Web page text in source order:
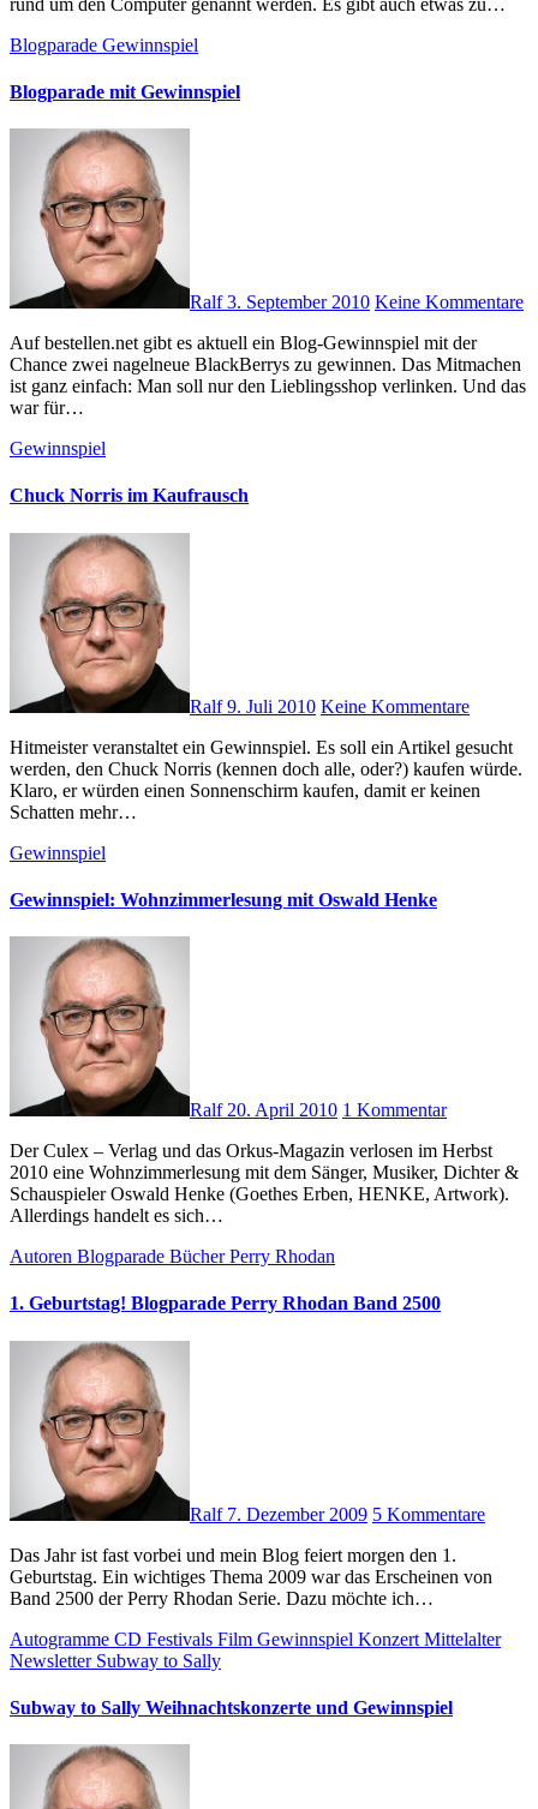
Blogparade Gewinnspiel
Blogparade mit Gewinnspiel
Ralf3. September 2010 Keine Kommentare
Auf bestellen.net gibt es aktuell ein Blog-Gewinnspiel mit der
Chance zwei nagelneue BlackBerrys zu gewinnen. Das Mitmachen
ist ganz einfach: Man soll nur den Lieblingsshop verlinken. Und das
war für…
Gewinnspiel
Chuck Norris im Kaufrausch
Ralf9. Juli 2010 Keine Kommentare
Hitmeister veranstaltet ein Gewinnspiel. Es soll ein Artikel gesucht
werden, den Chuck Norris (kennen doch alle, oder?) kaufen würde.
Klaro, er würden einen Sonnenschirm kaufen, damit er keinen
Schatten mehr…
Gewinnspiel
Gewinnspiel: Wohnzimmerlesung mit Oswald Henke
Ralf 20. April 2010 1 Kommentar
Der Culex – Verlag und das Orkus-Magazin verlosen im Herbst
2010 eine Wohnzimmerlesung mit dem Sänger, Musiker, Dichter &
Schauspieler Oswald Henke (Goethes Erben, HENKE, Artwork).
Allerdings handelt es sich…
Autoren Blogparade BücherPerry Rhodan
1. Geburtstag! Blogparade Perry Rhodan Band 2500
Ralf 7. Dezember 2009 5 Kommentare
Das Jahr ist fast vorbei und mein Blog feiert morgen den 1.
Geburtstag. Ein wichtiges Thema 2009 war das Erscheinen von
Band 2500 der Perry Rhodan Serie. Dazu möchte ich…
Autogramme CD Festivals Film Gewinnspiel Konzert Mittelalter
Newsletter Subway to Sally
Subway to Sally Weihnachtskonzerte und Gewinnspiel